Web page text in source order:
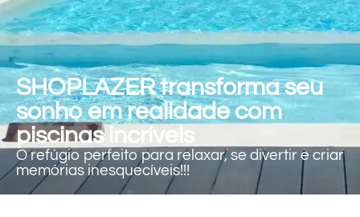
SHOPLAZER transforma seu
sonho em realidade com
piscinas incríveis
O refúgio perfeito para relaxar, se divertir e criar
memórias inesquecíveis!!!